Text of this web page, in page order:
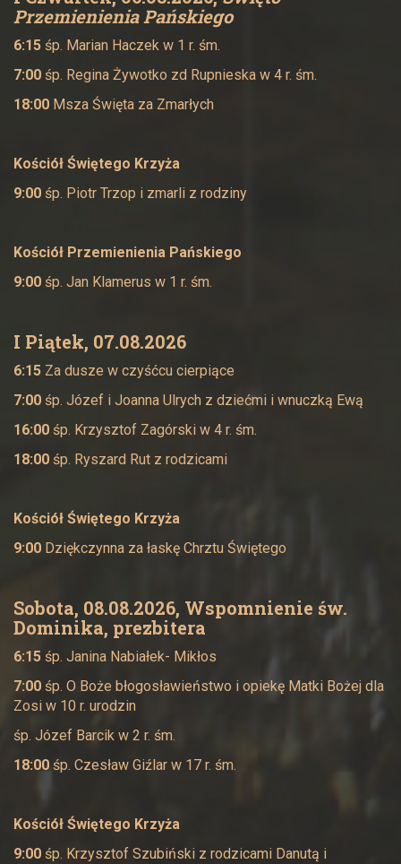
Przemienienia Pańskiego
6:15 śp. Marian Haczek w 1 r. śm.
7:00 śp. Regina Żywotko zd Rupnieska w 4 r. śm.
18:00 Msza Święta za Zmarłych
Kościół Świętego Krzyża
9:00 śp. Piotr Trzop i zmarli z rodziny
Kościół Przemienienia Pańskiego
9:00 śp. Jan Klamerus w 1 r. śm.
I Piątek, 07.08.2026
6:15 Za dusze w czyśćcu cierpiące
7:00 śp. Józef i Joanna Ulrych z dziećmi i wnuczką Ewą
16:00 śp. Krzysztof Zagórski w 4 r. śm.
18:00 śp. Ryszard Rut z rodzicami
Kościół Świętego Krzyża
9:00 Dziękczynna za łaskę Chrztu Świętego
Sobota, 08.08.2026, Wspomnienie św.
Dominika, prezbitera
6:15 śp. Janina Nabiałek- Mikłos
7:00 śp. O Boże błogosławieństwo i opiekę Matki Bożej dla
Zosi w 10 r. urodzin
śp. Józef Barcik w 2 r. śm.
18:00 śp. Czesław Giźlar w 17 r. śm.
Kościół Świętego Krzyża
9:00 śp. Krzysztof Szubiński z rodzicami Danutą i